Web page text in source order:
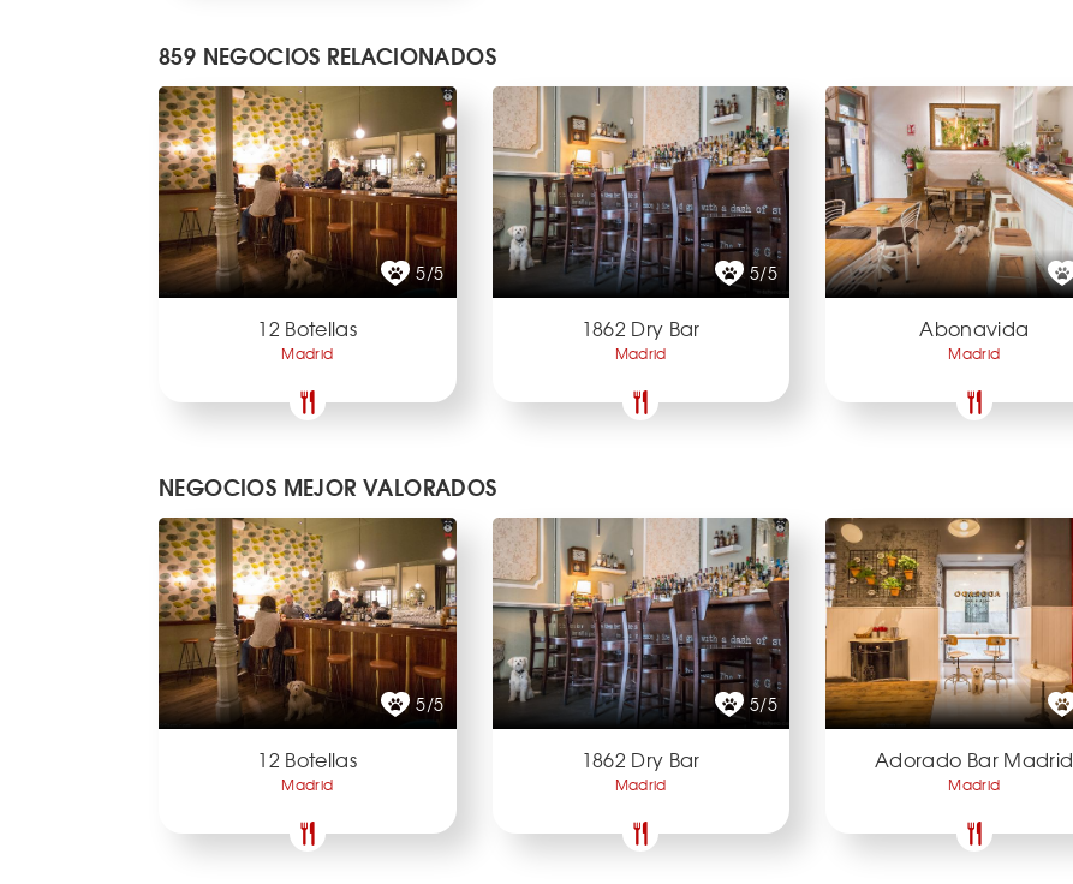
859 NEGOCIOS RELACIONADOS
5/5
12 Botellas
Madrid
5/5
1862 Dry Bar
Madrid
Abonavida
Madrid
NEGOCIOS MEJOR VALORADOS
5/5
12 Botellas
Madrid
5/5
1862 Dry Bar
Madrid
Adorado Bar Madrid
Madrid